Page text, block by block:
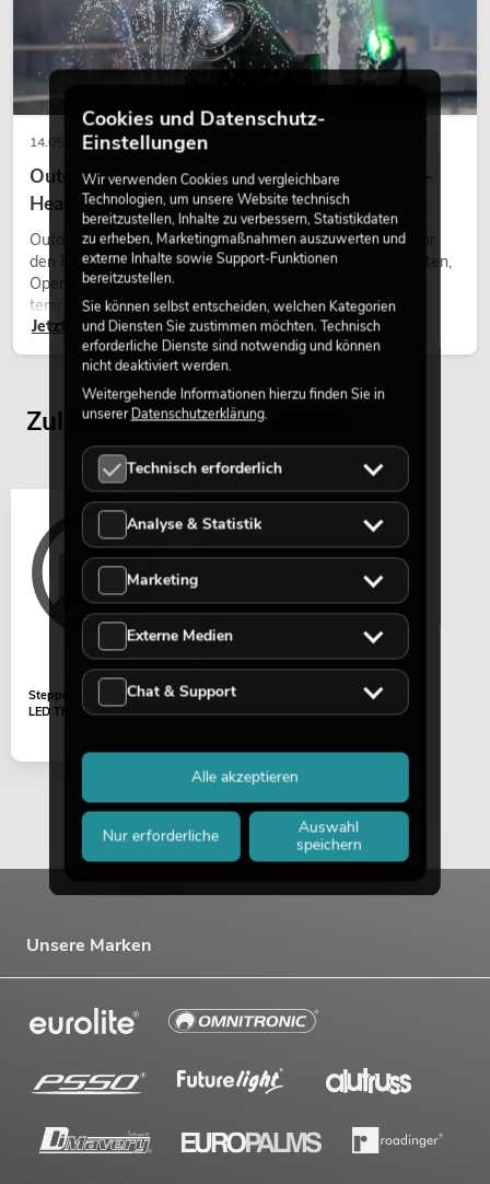
14.05.2026
Outdoor Moving-Heads: Wetterfeste Moving-
Heads bei Events
Outdoor Moving-Heads sind bewegliche Scheinwerfer für
den Einsatz im Freien. Sie werden bei Festivals, Stadtfesten,
Open-Air-Konzerten, Architekturinszenierungen und
temporären Außeninstallationen eingesetzt.
Jetzt lesen
Zuletzt angesehene Artikel
Steppermotor (Goborad)
LED TMH Bar S120
Unsere Marken
Cookies und Datenschutz-
Einstellungen
Wir verwenden Cookies und vergleichbare
Technologien, um unsere Website technisch
bereitzustellen, Inhalte zu verbessern, Statistikdaten
zu erheben, Marketingmaßnahmen auszuwerten und
externe Inhalte sowie Support-Funktionen
bereitzustellen.
Sie können selbst entscheiden, welchen Kategorien
und Diensten Sie zustimmen möchten. Technisch
erforderliche Dienste sind notwendig und können
nicht deaktiviert werden.
Weitergehende Informationen hierzu finden Sie in
unsererDatenschutzerklärung.
Technisch erforderlich
Analyse & Statistik
Marketing
Externe Medien
Chat & Support
Nur erforderliche
Auswahl
speichern
Alle akzeptieren